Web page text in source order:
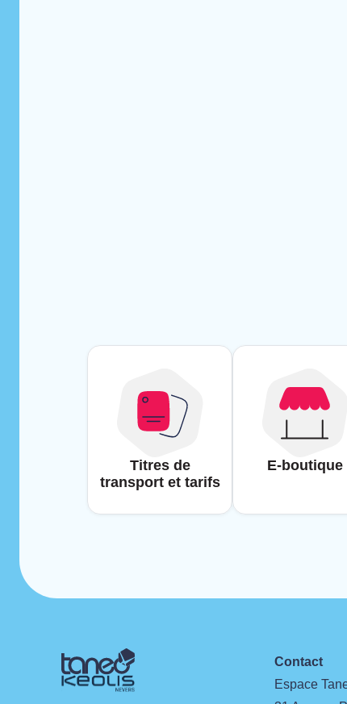
Titres de
transport et tarifs
E-boutique
Contact
Espace